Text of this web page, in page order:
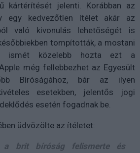
kártérítését jelenti. Korábban az
egy kedvezőtlen ítélet akár az
való kivonulás lehetőségét is
tompították, a mostani
ismét közelebb hozta ezt a
még fellebbezhet az Egyesült
Bíróságához, bár az ilyen
esetekben, jelentős jogi
esetén fogadnak be.
üdvözölte az ítéletet:
a brit bíróság felismerte és